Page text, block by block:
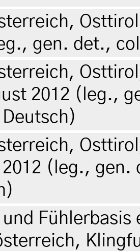
gen. det.,
2012 (leg.,
2012 (leg.,